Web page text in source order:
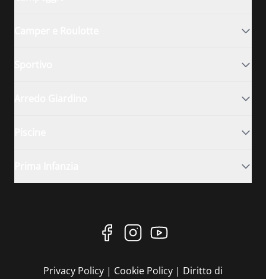
Privacy Policy | Cookie Policy | Diritto di